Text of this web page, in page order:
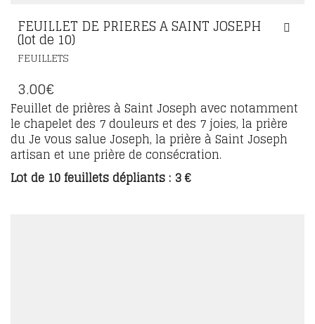
FEUILLET DE PRIERES A SAINT JOSEPH
(lot de 10)
FEUILLETS
3.00€
Feuillet de prières à Saint Joseph avec notamment
le chapelet des 7 douleurs et des 7 joies, la prière
du Je vous salue Joseph, la prière à Saint Joseph
artisan et une prière de consécration.
Lot de 10 feuillets dépliants : 3 €